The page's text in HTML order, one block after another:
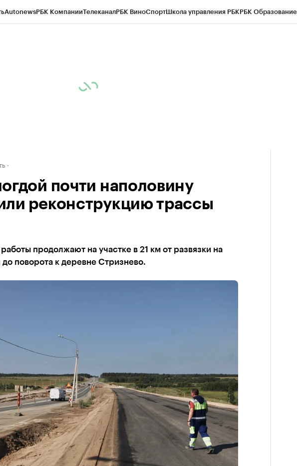
AutonewsРБК КомпанииТелеканалРБК ВиноСпортШкола управления РБКРБК Образование
почти наполовину
реконструкцию трассы
продолжают на участке в 21 км от развязки на
поворота к деревне Стризнево.